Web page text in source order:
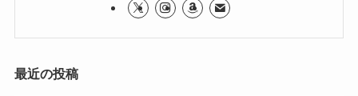
最近の投稿